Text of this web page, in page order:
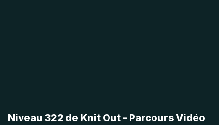
Niveau 322 de Knit Out - Parcours Vidéo